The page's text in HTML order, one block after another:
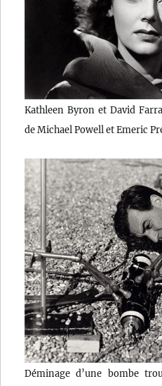
Kathleen Byron et David
de Michael Powell et Emeric
Déminage d’une bombe